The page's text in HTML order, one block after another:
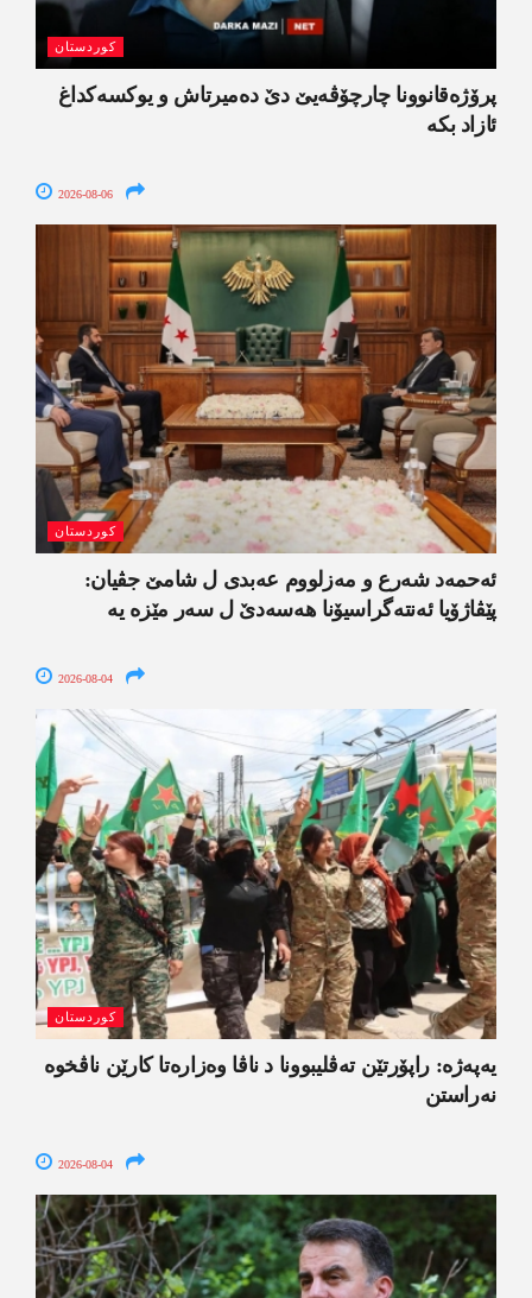
کوردستان
پرۆژەقانوونا چارچۆڤەیێ دێ دەمیرتاش و یوکسەکداغ
ئازاد بکە
2026-08-06
کوردستان
ئەحمەد شەرع و مەزلووم عەبدی ل شامێ جڤیان:
پێڤاژۆیا ئەنتەگراسیۆنا ھەسەدێ ل سەر مێزە یە
2026-08-04
کوردستان
یەپەژە: راپۆرتێن تەڤلیبوونا د ناڤا وەزارەتا کارێن ناڤخوە
نەراستن
2026-08-04